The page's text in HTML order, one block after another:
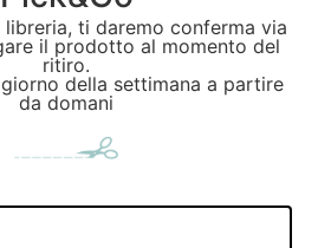
ti daremo conferma via
il prodotto al momento del
ritiro.
della settimana a partire
da domani